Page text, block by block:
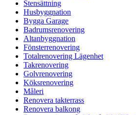
Stensättning
Husbyggnation
Bygga Garage
Badrumsrenovering
Altanbyggnation
Fönsterrenovering
Totalrenovering Lägenhet
Takrenovering
Golvrenovering
Köksrenovering
Måleri
Renovera takterrass
Renovera balkong